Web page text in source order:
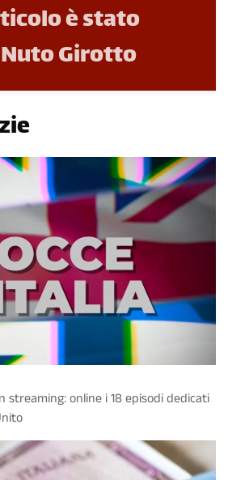
è stato
Girotto
streaming: online i 18 episodi dedicati